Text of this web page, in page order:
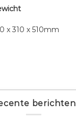
x 310 x 510mm
berichten